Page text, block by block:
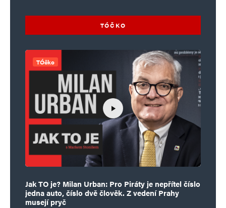
TÓČKO
TÓčko
Jak TO je? Milan Urban: Pro Piráty je nepřítel číslo
jedna auto, číslo dvě člověk. Z vedení Prahy
musejí pryč